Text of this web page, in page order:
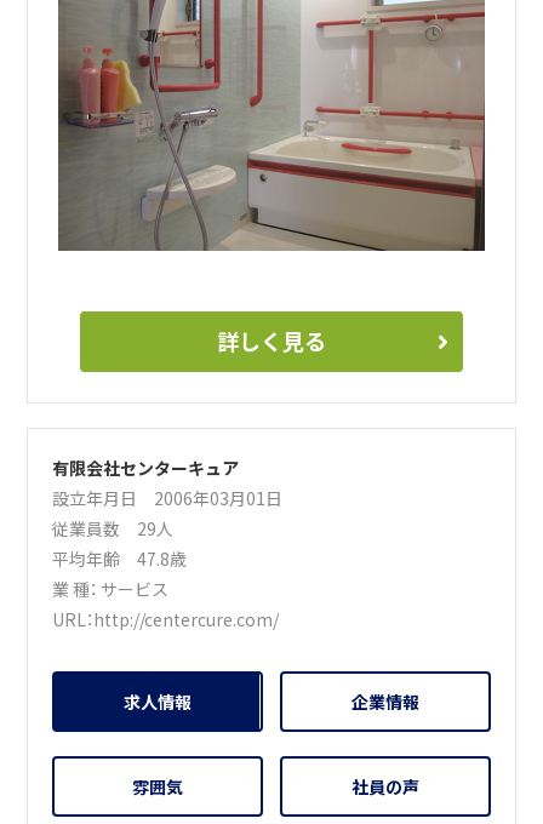
詳しく見る
有限会社センターキュア
設立年月日 2006年03月01日
従業員数 29人
平均年齢 47.8歳
業 種： サービス
URL：http://centercure.com/
求人情報 企業情報
雰囲気 社員の声